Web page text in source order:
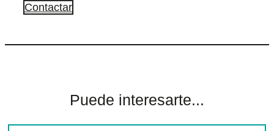
Contactar
Puede interesarte...